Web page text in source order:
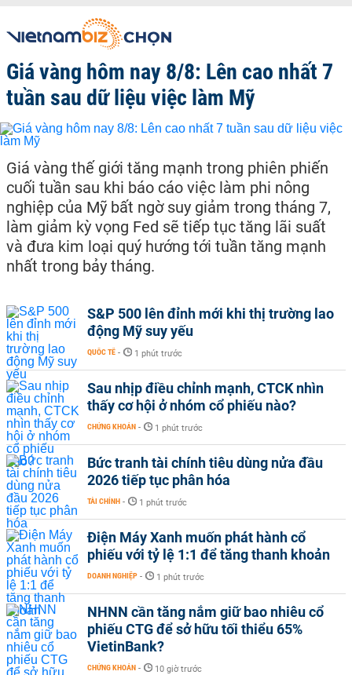
Giá vàng hôm nay 8/8: Lên cao nhất 7
tuần sau dữ liệu việc làm Mỹ
Giá vàng thế giới tăng mạnh trong phiên phiến
cuối tuần sau khi báo cáo việc làm phi nông
nghiệp của Mỹ bất ngờ suy giảm trong tháng 7,
làm giảm kỳ vọng Fed sẽ tiếp tục tăng lãi suất
và đưa kim loại quý hướng tới tuần tăng mạnh
nhất trong bảy tháng.
S&P 500 lên đỉnh mới khi thị trường lao
động Mỹ suy yếu
QUỐC TẾ - 1 phút trước
Sau nhịp điều chỉnh mạnh, CTCK nhìn
thấy cơ hội ở nhóm cổ phiếu nào?
CHỨNG KHOÁN - 1 phút trước
Bức tranh tài chính tiêu dùng nửa đầu
2026 tiếp tục phân hóa
TÀI CHÍNH - 1 phút trước
Điện Máy Xanh muốn phát hành cổ
phiếu với tỷ lệ 1:1 để tăng thanh khoản
DOANH NGHIỆP - 1 phút trước
NHNN cần tăng nắm giữ bao nhiêu cổ
phiếu CTG để sở hữu tối thiểu 65%
VietinBank?
CHỨNG KHOÁN - 10 giờ trước